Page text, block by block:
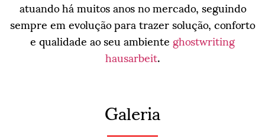
atuando há muitos anos no mercado, seguindo
sempre em evolução para trazer solução, conforto
e qualidade ao seu ambienteghostwriting
hausarbeit.
Galeria